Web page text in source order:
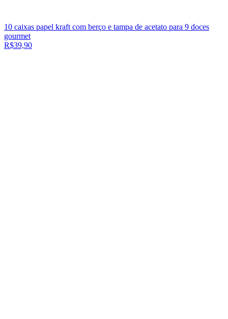
10 caixas papel kraft com berço e tampa de acetato para 9 doces
gourmet
R$39,90